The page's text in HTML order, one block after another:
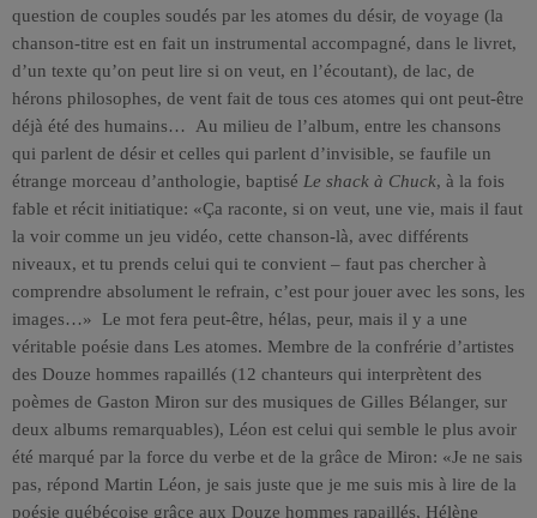
question de couples soudés par les atomes du désir, de voyage (la
chanson-titre est en fait un instrumental accompagné, dans le livret,
d’un texte qu’on peut lire si on veut, en l’écoutant), de lac, de
hérons philosophes, de vent fait de tous ces atomes qui ont peut-être
déjà été des humains… Au milieu de l’album, entre les chansons
qui parlent de désir et celles qui parlent d’invisible, se faufile un
étrange morceau d’anthologie, baptisé Le shack à Chuck, à la fois
fable et récit initiatique: «Ça raconte, si on veut, une vie, mais il faut
la voir comme un jeu vidéo, cette chanson-là, avec différents
niveaux, et tu prends celui qui te convient – faut pas chercher à
comprendre absolument le refrain, c’est pour jouer avec les sons, les
images…» Le mot fera peut-être, hélas, peur, mais il y a une
véritable poésie dans Les atomes. Membre de la confrérie d’artistes
des Douze hommes rapaillés (12 chanteurs qui interprètent des
poèmes de Gaston Miron sur des musiques de Gilles Bélanger, sur
deux albums remarquables), Léon est celui qui semble le plus avoir
été marqué par la force du verbe et de la grâce de Miron: «Je ne sais
pas, répond Martin Léon, je sais juste que je me suis mis à lire de la
poésie québécoise grâce aux Douze hommes rapaillés, Hélène